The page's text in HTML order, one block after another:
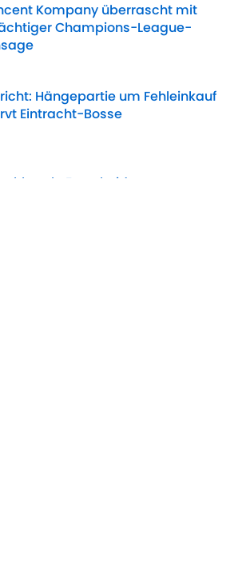
Kompany überrascht mit
Champions-League-
by on Invalid Date
Hängepartie um Fehleinkauf
Eintracht-Bosse
by on Invalid Date
Entscheidung um